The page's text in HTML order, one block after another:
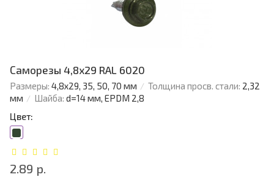
Саморезы 4,8х29 RAL 6020
Размеры: 4,8х29, 35, 50, 70 мм Толщина просв. стали: 2,32
мм
Шайба: d=14 мм, EPDM 2,8
Цвет:
2.89 р.